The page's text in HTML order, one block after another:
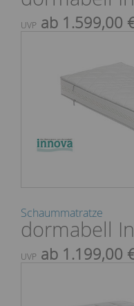
UVP ab 1.599,00
Schaummatratze
dormabell
UVP ab 1.199,00